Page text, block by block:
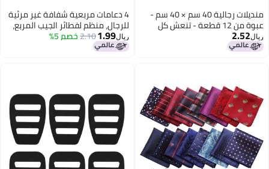
منديلات رجالية 40 سم × 40 سم -
عبوة من 12 قطعة - تنعش كل
غسلة - منديل جيب - مع طلاء مقاوم
للبقع - منديل قابل لإعادة الاستخدام
ريال2.52
4 دعامات مربعية شفافة غير مرئية
للرجال، منظم لفطائر الجيب المربع،
ملحقات للرجال، للسترات، الأطقم
والجاكيتس / أسود وشفاف
ريال1.99
2.10خصم 5%